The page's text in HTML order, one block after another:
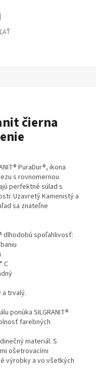
čierna
PuraDur®, ikona
s rovnomernou
perfektné súlad s
Uzavretý Kamenistý a
sa znateľne
dlhodobú spoľahlivosť:
C
trvalý.
ponúka SILGRANIT®
farebných
materiál. S
ošetrovacími
výrobky a vo všetkých